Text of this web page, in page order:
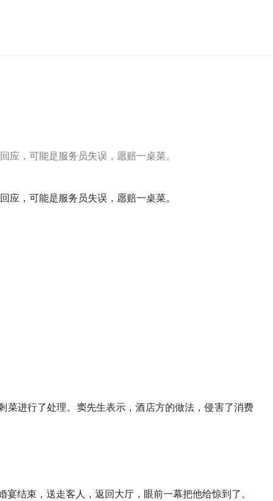
，可能是服务员失误，愿赔一桌菜。
，可能是服务员失误，愿赔一桌菜。
进行了处理。窦先生表示，酒店方的做法，侵害了消费
结束，送走客人，返回大厅，眼前一幕把他给惊到了。